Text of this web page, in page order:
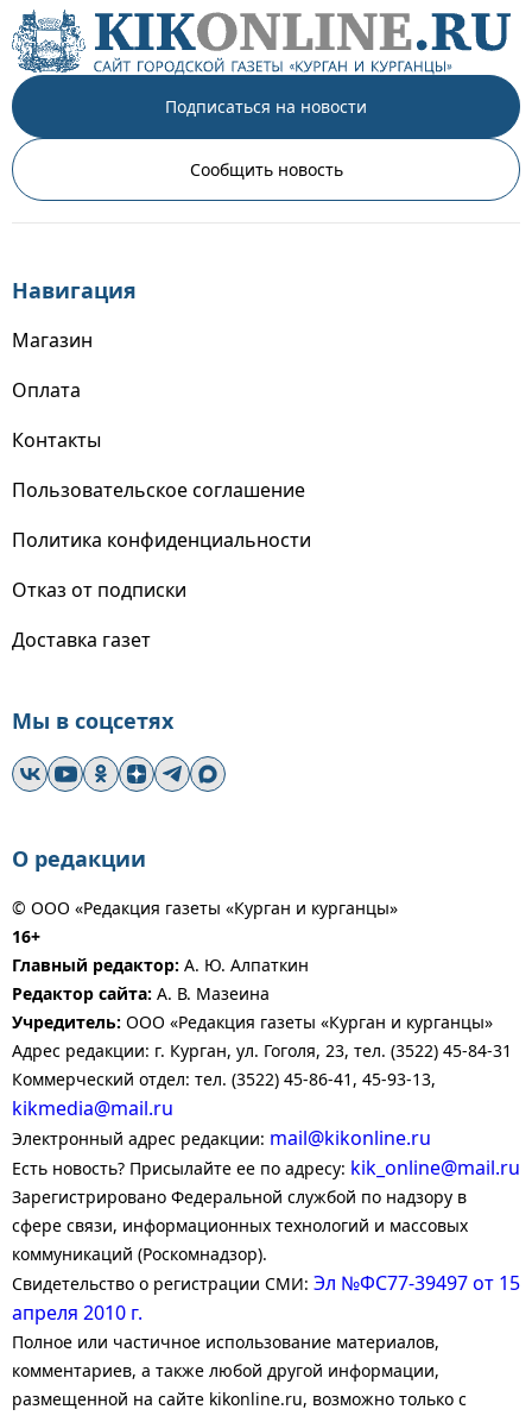
Подписаться на новости
Сообщить новость
Навигация
Магазин
Оплата
Контакты
Пользовательское соглашение
Политика конфиденциальности
Отказ от подписки
Доставка газет
Мы в соцсетях
О редакции
© ООО «Редакция газеты «Курган и курганцы»
16+
Главный редактор: А. Ю. Алпаткин
Редактор сайта: А. В. Мазеина
Учредитель: ООО «Редакция газеты «Курган и курганцы»
Адрес редакции: г. Курган, ул. Гоголя, 23, тел. (3522) 45-84-31
Коммерческий отдел: тел. (3522) 45-86-41, 45-93-13,
kikmedia@mail.ru
Электронный адрес редакции: mail@kikonline.ru
Есть новость? Присылайте ее по адресу: kik_online@mail.ru
Зарегистрировано Федеральной службой по надзору в
сфере связи, информационных технологий и массовых
коммуникаций (Роскомнадзор).
Свидетельство о регистрации СМИ: Эл №ФС77-39497 от 15
апреля 2010 г.
Полное или частичное использование материалов,
комментариев, а также любой другой информации,
размещенной на сайте kikonline.ru, возможно только с